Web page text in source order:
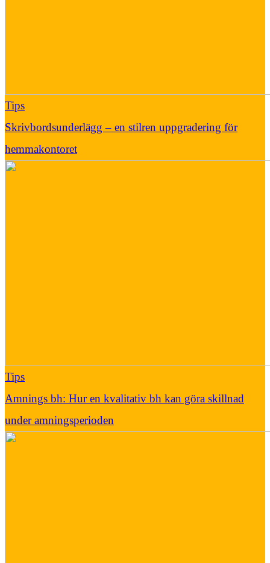
Tips
Skrivbordsunderlägg – en stilren uppgradering för
hemmakontoret
Tips
Amnings bh: Hur en kvalitativ bh kan göra skillnad
under amningsperioden